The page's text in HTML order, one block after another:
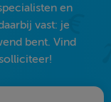
en
vast: je
bent. Vind